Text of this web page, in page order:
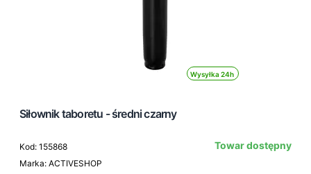
Wysyłka 24h
Siłownik taboretu - średni czarny
Kod: 155868
Marka: ACTIVESHOP
Towar dostępny